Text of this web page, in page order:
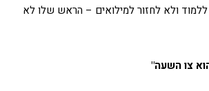
ללמוד ולא לחזור למילואים – הראש שלו לא
צו השעה"